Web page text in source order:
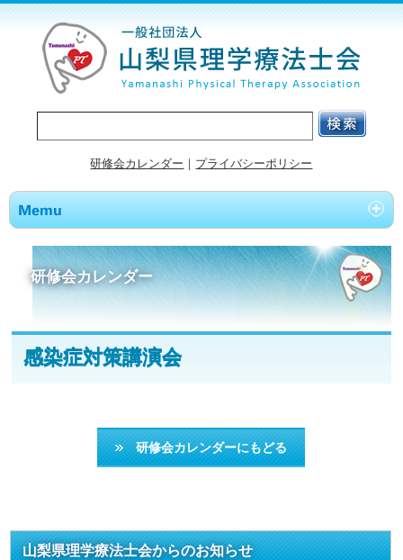
研修会カレンダー ｜ プライバシーポリシー
研修会カレンダー
感染症対策講演会
研修会カレンダーにもどる
山梨県理学療法士会からのお知らせ